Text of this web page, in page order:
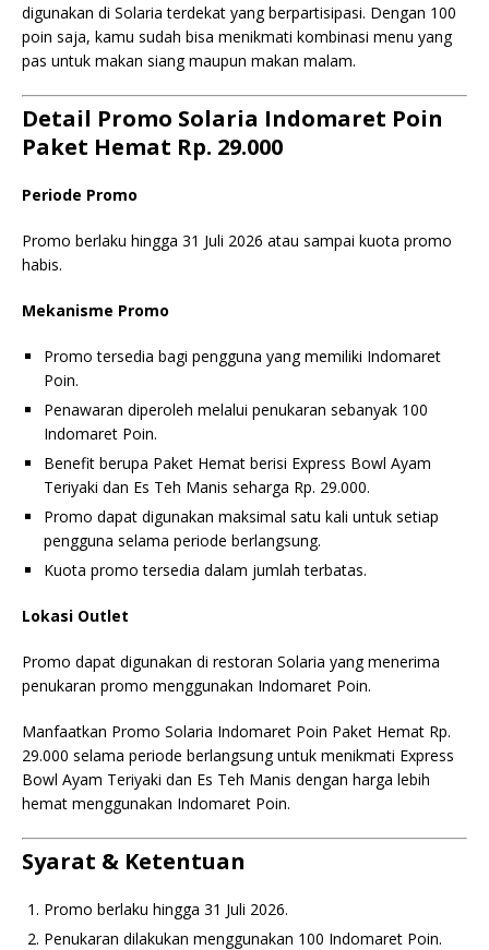
digunakan di Solaria terdekat yang berpartisipasi. Dengan 100
poin saja, kamu sudah bisa menikmati kombinasi menu yang
pas untuk makan siang maupun makan malam.
Detail Promo Solaria Indomaret Poin
Paket Hemat Rp. 29.000
Periode Promo
Promo berlaku hingga 31 Juli 2026 atau sampai kuota promo
habis.
Mekanisme Promo
Promo tersedia bagi pengguna yang memiliki Indomaret
Poin.
Penawaran diperoleh melalui penukaran sebanyak 100
Indomaret Poin.
Benefit berupa Paket Hemat berisi Express Bowl Ayam
Teriyaki dan Es Teh Manis seharga Rp. 29.000.
Promo dapat digunakan maksimal satu kali untuk setiap
pengguna selama periode berlangsung.
Kuota promo tersedia dalam jumlah terbatas.
Lokasi Outlet
Promo dapat digunakan di restoran Solaria yang menerima
penukaran promo menggunakan Indomaret Poin.
Manfaatkan Promo Solaria Indomaret Poin Paket Hemat Rp.
29.000 selama periode berlangsung untuk menikmati Express
Bowl Ayam Teriyaki dan Es Teh Manis dengan harga lebih
hemat menggunakan Indomaret Poin.
Syarat & Ketentuan
Promo berlaku hingga 31 Juli 2026.
Penukaran dilakukan menggunakan 100 Indomaret Poin.